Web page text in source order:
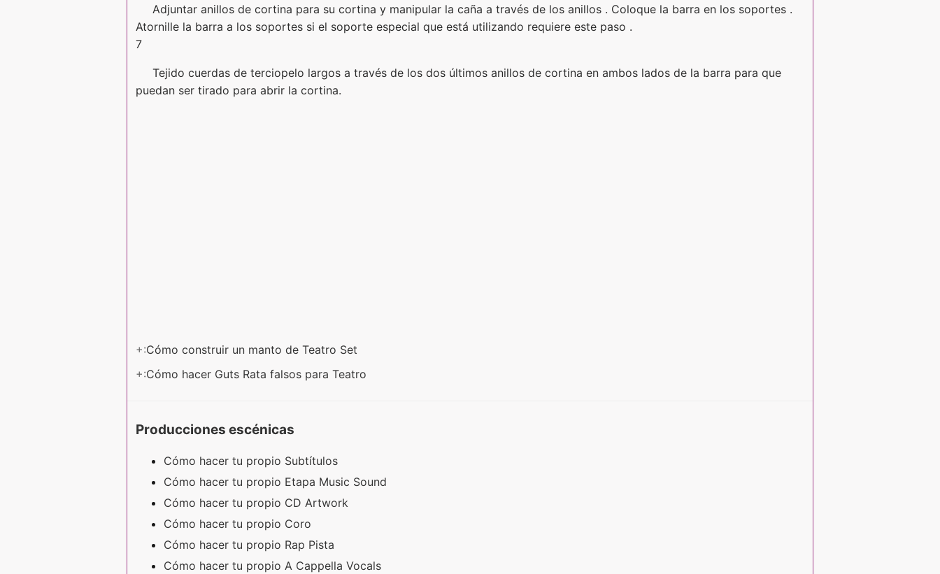
Adjuntar anillos de cortina para su cortina y manipular la caña a través de los anillos . Coloque la barra en los soportes .
Atornille la barra a los soportes si el soporte especial que está utilizando requiere este paso .
7
Tejido cuerdas de terciopelo largos a través de los dos últimos anillos de cortina en ambos lados de la barra para que
puedan ser tirado para abrir la cortina.
+:Cómo construir un manto de Teatro Set
+:Cómo hacer Guts Rata falsos para Teatro
Producciones escénicas
Cómo hacer tu propio Subtítulos
Cómo hacer tu propio Etapa Music Sound
Cómo hacer tu propio CD Artwork
Cómo hacer tu propio Coro
Cómo hacer tu propio Rap Pista
Cómo hacer tu propio A Cappella Vocals